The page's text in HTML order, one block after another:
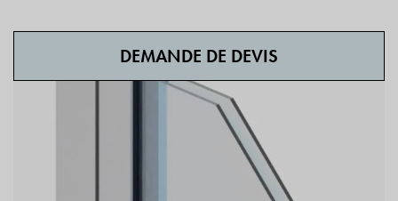
DEMANDE DE DEVIS